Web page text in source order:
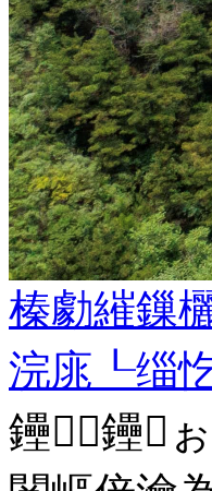
榛勮繀鏁
浣庣┖缁
鑸┖鑸